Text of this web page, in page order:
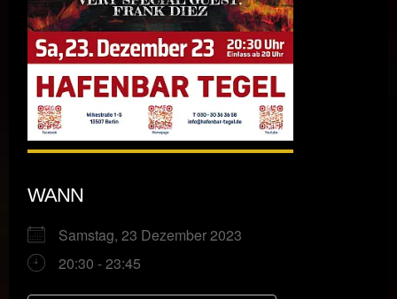
WANN
Samstag, 23 Dezember 2023
20:30 - 23:45